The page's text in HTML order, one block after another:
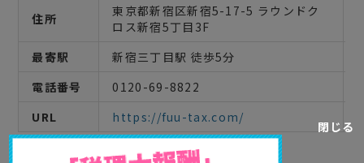
閉じる
住所
東京都新宿区新宿5-17-5 ラウンドク
ロス新宿5丁目3F
最寄駅
新宿三丁目駅 徒歩5分
電話番号
0120-69-8822
URL
https://fuu-tax.com/